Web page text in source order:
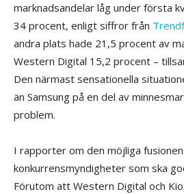
marknadsandelar låg under första
34 procent, enligt siffror från
andra plats hade 21,5 procent av
Western Digital 15,2 procent –
Den närmast sensationella
än Samsung på en del av
problem.
I rapporter om den möjliga
konkurrensmyndigheter som ska
Förutom att Western Digital och